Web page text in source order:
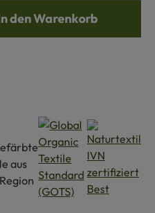
gewünschten
den Warenkorb